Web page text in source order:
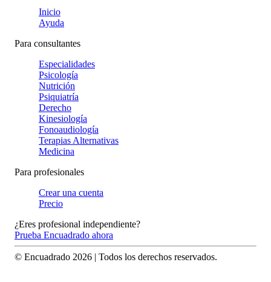
Inicio
Ayuda
Para consultantes
Especialidades
Psicología
Nutrición
Psiquiatría
Derecho
Kinesiología
Fonoaudiología
Terapias Alternativas
Medicina
Para profesionales
Crear una cuenta
Precio
¿Eres profesional independiente?
Prueba Encuadrado ahora
© Encuadrado 2026 | Todos los derechos reservados.